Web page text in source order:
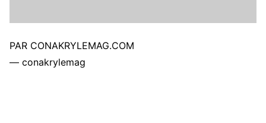
PAR CONAKRYLEMAG.COM
— conakrylemag